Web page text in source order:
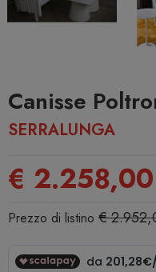
Canisse
SERRALUNGA
€ 2.258,00
Prezzo di listino €